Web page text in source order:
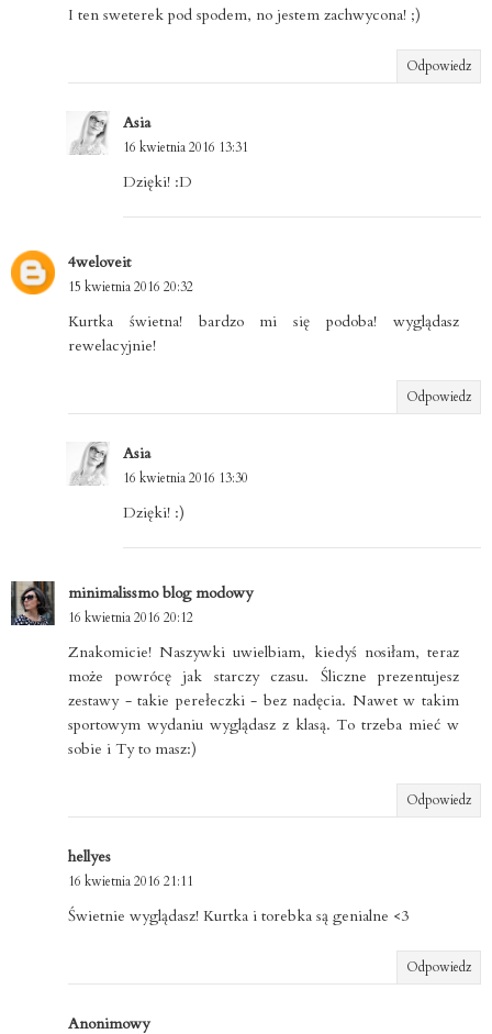
I ten sweterek pod spodem, no jestem zachwycona! ;)
Odpowiedz
Asia
16 kwietnia 2016 13:31
Dzięki! :D
4weloveit
15 kwietnia 2016 20:32
Kurtka świetna! bardzo mi się podoba! wyglądasz
rewelacyjnie!
Odpowiedz
Asia
16 kwietnia 2016 13:30
Dzięki! :)
minimalissmo blog modowy
16 kwietnia 2016 20:12
Znakomicie! Naszywki uwielbiam, kiedyś nosiłam, teraz
może powrócę jak starczy czasu. Śliczne prezentujesz
zestawy - takie perełeczki - bez nadęcia. Nawet w takim
sportowym wydaniu wyglądasz z klasą. To trzeba mieć w
sobie i Ty to masz:)
Odpowiedz
hellyes
16 kwietnia 2016 21:11
Świetnie wyglądasz! Kurtka i torebka są genialne <3
Odpowiedz
Anonimowy